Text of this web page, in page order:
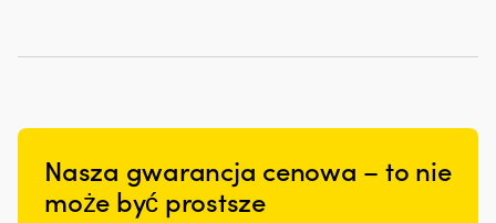
Nasza gwarancja cenowa – to nie
może być prostsze